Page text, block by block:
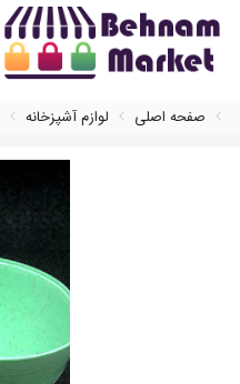
صفحه اصلی
لوازم آشپزخانه